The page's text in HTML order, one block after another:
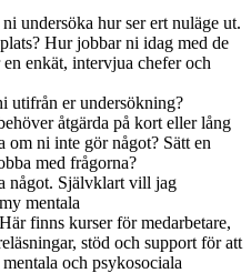
undersöka hur ser ert nuläge ut.
Hur jobbar ni idag med de
enkät, intervjua chefer och
utifrån er undersökning?
åtgärda på kort eller lång
om ni inte gör något? Sätt en
med frågorna?
något. Självklart vill jag
mentala
finns kurser för medarbetare,
stöd och support för att
och psykosociala